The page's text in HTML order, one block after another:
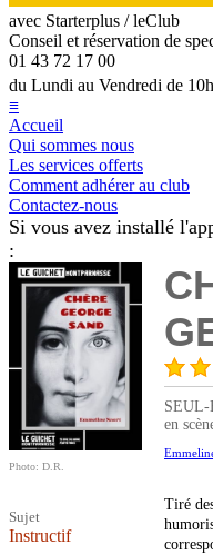
avec Starterplus / leClub
Conseil et réservation de
01 43 72 17 00
du Lundi au Vendredi de
≡
Accueil
Qui sommes nous
Les services offerts
Comment adhérer au club
Contactez-nous
Si vous avez installé
:
Photo: D.R.
Sujet
Instructif
SEUL-
en
Tiré